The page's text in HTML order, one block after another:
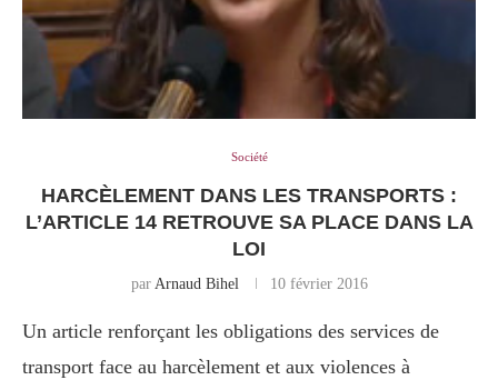
Société
HARCÈLEMENT DANS LES TRANSPORTS :
L’ARTICLE 14 RETROUVE SA PLACE DANS LA
LOI
par Arnaud Bihel 10 février 2016
Un article renforçant les obligations des services de
transport face au harcèlement et aux violences à